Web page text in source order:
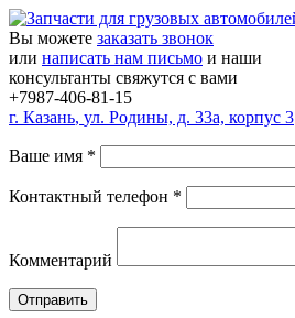
Вы можете заказать звонок
или написать нам письмо и наши
консультанты свяжутся с вами
+7987-406-81-15
г. Казань, ул. Родины, д. 33а, корпус 3
Ваше имя *
Контактный телефон *
Комментарий